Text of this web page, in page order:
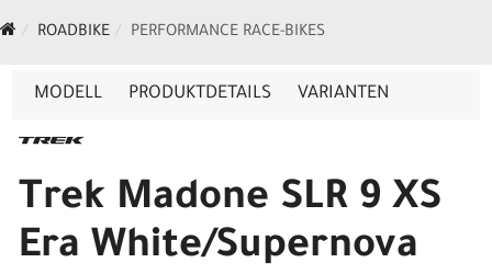
ROADBIKE PERFORMANCE RACE-BIKES
MODELL PRODUKTDETAILS VARIANTEN
Trek Madone SLR 9 XS
Era White/Supernova